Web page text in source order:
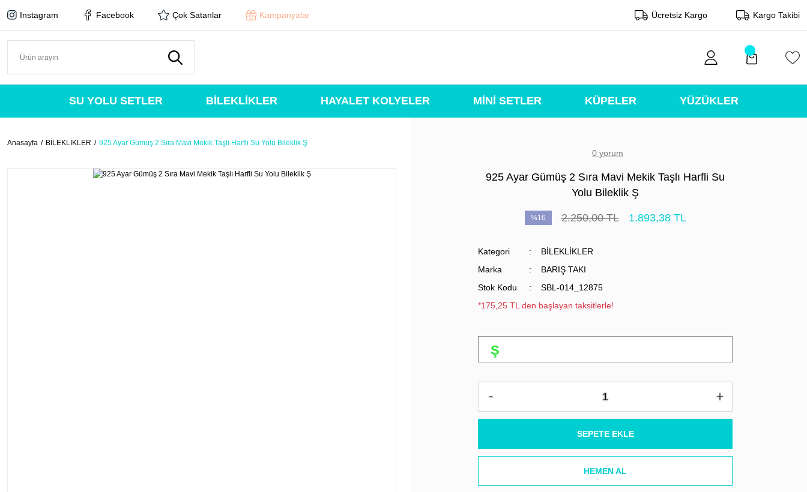
Instagram Facebook Çok Satanlar Kampanyalar Ücretsiz Kargo Kargo Takibi
SU YOLU SETLER BİLEKLİKLER HAYALET KOLYELER MİNİ SETLER KÜPELER YÜZÜKLER
Anasayfa BİLEKLİKLER 925 Ayar Gümüş 2 Sıra Mavi Mekik Taşlı Harfli Su Yolu Bileklik Ş
0 yorum
925 Ayar Gümüş 2 Sıra Mavi Mekik Taşlı Harfli Su
Yolu Bileklik Ş
%16 2.250,00 TL 1.893,38 TL
Kategori
BİLEKLİKLER
Marka
BARIŞ TAKI
Stok Kodu
SBL-014_12875
*175,25 TL den başlayan taksitlerle!
SEPETE EKLE
HEMEN AL